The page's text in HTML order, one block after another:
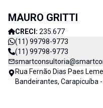
MAURO GRITTI
CRECI: 235.677
(11) 99798-9773
(11) 99798-9773
Rua Fernão Dias Paes
Bandeirantes, Carapicuíba